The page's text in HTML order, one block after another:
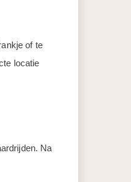
of te
locatie
Na